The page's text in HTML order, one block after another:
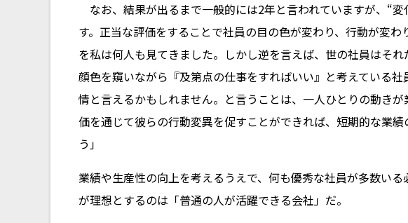
なお、結果が出るまで一般的には2年と言われていますが、“
す。正当な評価をすることで社員の目の色が変わり、行動が変
を私は何人も見てきました。しかし逆を言えば、世の社員はそ
顔色を窺いながら『及第点の仕事をすればいい』と考えている
情と言えるかもしれません。と言うことは、一人ひとりの動き
価を通じて彼らの行動変異を促すことができれば、短期的な業
う」
業績や生産性の向上を考えるうえで、何も優秀な社員が多数い
が理想とするのは「普通の人が活躍できる会社」だ。